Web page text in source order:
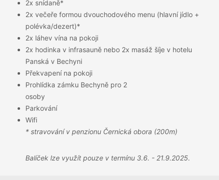
2x snídaně*
2x večeře formou dvouchodového menu (hlavní jídlo +
polévka/dezert)*
2x láhev vína na pokoji
2x hodinka v infrasauně nebo 2x masáž šíje v hotelu
Panská v Bechyni
Překvapení na pokoji
Prohlídka zámku Bechyně pro 2
osoby
Parkování
Wifi
* stravování v penzionu Černická obora (200m)
Balíček lze využít pouze v termínu 3.6. - 21.9.2025.